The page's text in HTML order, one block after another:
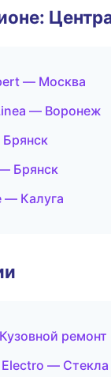
— Москва
— Воронеж
Брянск
— Калуга
—